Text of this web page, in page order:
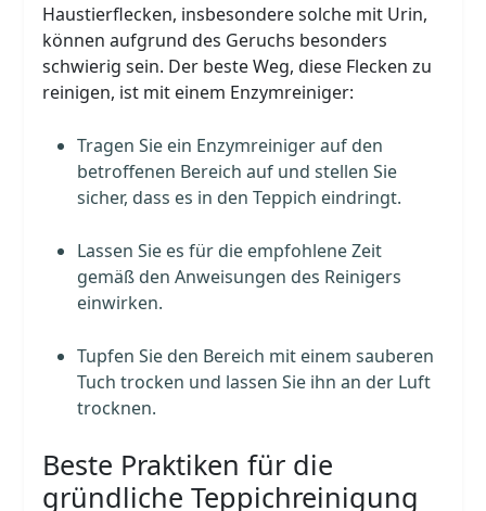
Haustierflecken, insbesondere solche mit Urin,
können aufgrund des Geruchs besonders
schwierig sein. Der beste Weg, diese Flecken zu
reinigen, ist mit einem Enzymreiniger:
Tragen Sie ein Enzymreiniger auf den
betroffenen Bereich auf und stellen Sie
sicher, dass es in den Teppich eindringt.
Lassen Sie es für die empfohlene Zeit
gemäß den Anweisungen des Reinigers
einwirken.
Tupfen Sie den Bereich mit einem sauberen
Tuch trocken und lassen Sie ihn an der Luft
trocknen.
Beste Praktiken für die
gründliche Teppichreinigung